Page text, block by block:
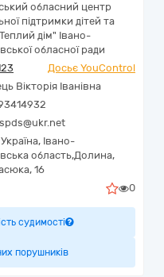
обласний центр
підтримки дітей та
дім" Івано-
обласної ради
Досьє YouControl
Вікторія Іванівна
Україна, Івано-
область,Долина,
16
0
судимості
порушників